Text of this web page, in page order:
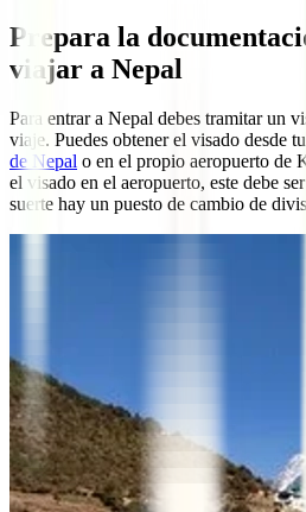
Prepara la
viajar a Nepal
Para entrar a Nepal debes tramitar un
viaje. Puedes obtener el visado desde
de Nepal o en el propio aeropuerto de
el visado en el aeropuerto, este debe
suerte hay un puesto de cambio de